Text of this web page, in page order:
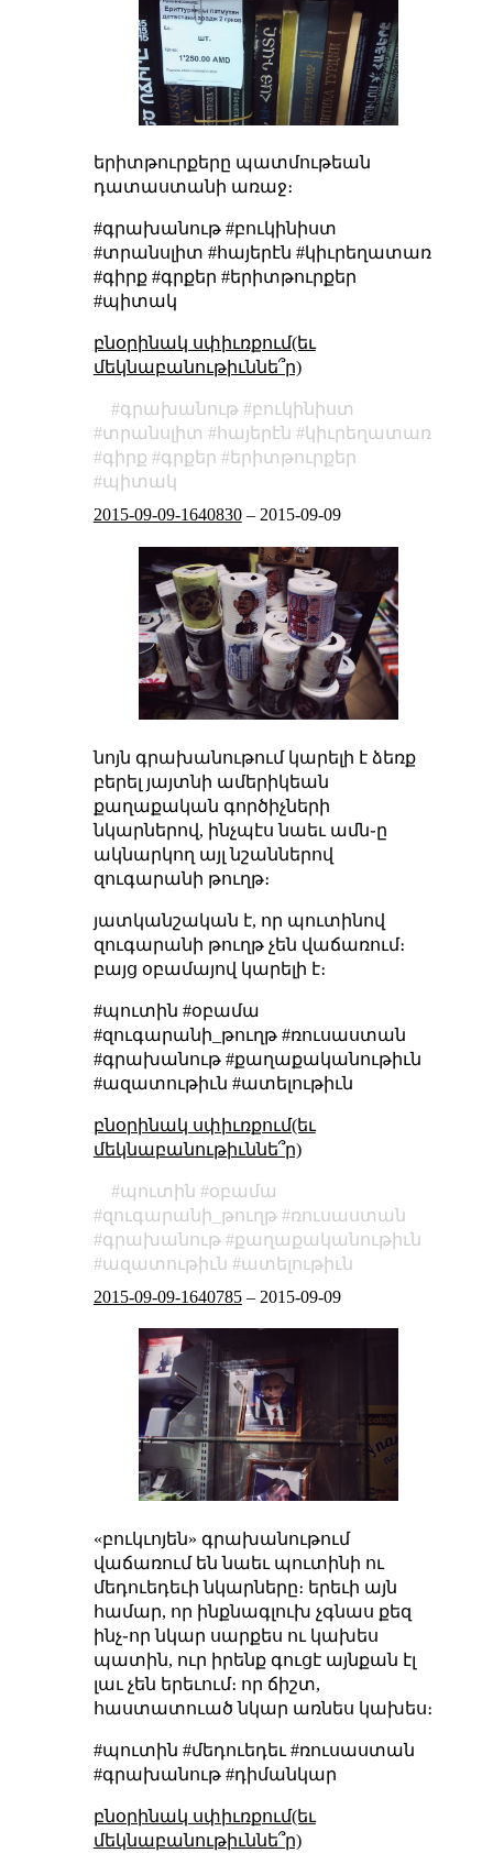
երիտթուրքերը պատմութեան
դատաստանի առաջ։
#գրախանութ #բուկինիստ
#տրանսլիտ #հայերէն #կիւրեղատառ
#գիրք #գրքեր #երիտթուրքեր
#պիտակ
բնօրինակ սփիւռքում(եւ
մեկնաբանութիւննե՞ր)
գրախանութ
բուկինիստ
տրանսլիտ
հայերէն
կիւրեղատառ
գիրք
գրքեր
երիտթուրքեր
պիտակ
2015-09-09-1640830– 2015-09-09
նոյն գրախանութում կարելի է ձեռք
բերել յայտնի ամերիկեան
քաղաքական գործիչների
նկարներով, ինչպէս նաեւ ամն֊ը
ակնարկող այլ նշաններով
զուգարանի թուղթ։
յատկանշական է, որ պուտինով
զուգարանի թուղթ չեն վաճառում։
բայց օբամայով կարելի է։
#պուտին #օբամա
#զուգարանի_թուղթ #ռուսաստան
#գրախանութ #քաղաքականութիւն
#ազատութիւն #ատելութիւն
բնօրինակ սփիւռքում(եւ
մեկնաբանութիւննե՞ր)
պուտին
օբամա
զուգարանի_թուղթ
ռուսաստան
գրախանութ
քաղաքականութիւն
ազատութիւն
ատելութիւն
2015-09-09-1640785– 2015-09-09
«բուկւոյեն» գրախանութում
վաճառում են նաեւ պուտինի ու
մեդուեդեւի նկարները։ երեւի այն
համար, որ ինքնագլուխ չգնաս քեզ
ինչ֊որ նկար սարքես ու կախես
պատին, ուր իրենք գուցէ այնքան էլ
լաւ չեն երեւում։ որ ճիշտ,
հաստատուած նկար առնես կախես։
#պուտին #մեդուեդեւ #ռուսաստան
#գրախանութ #դիմանկար
բնօրինակ սփիւռքում(եւ
մեկնաբանութիւննե՞ր)